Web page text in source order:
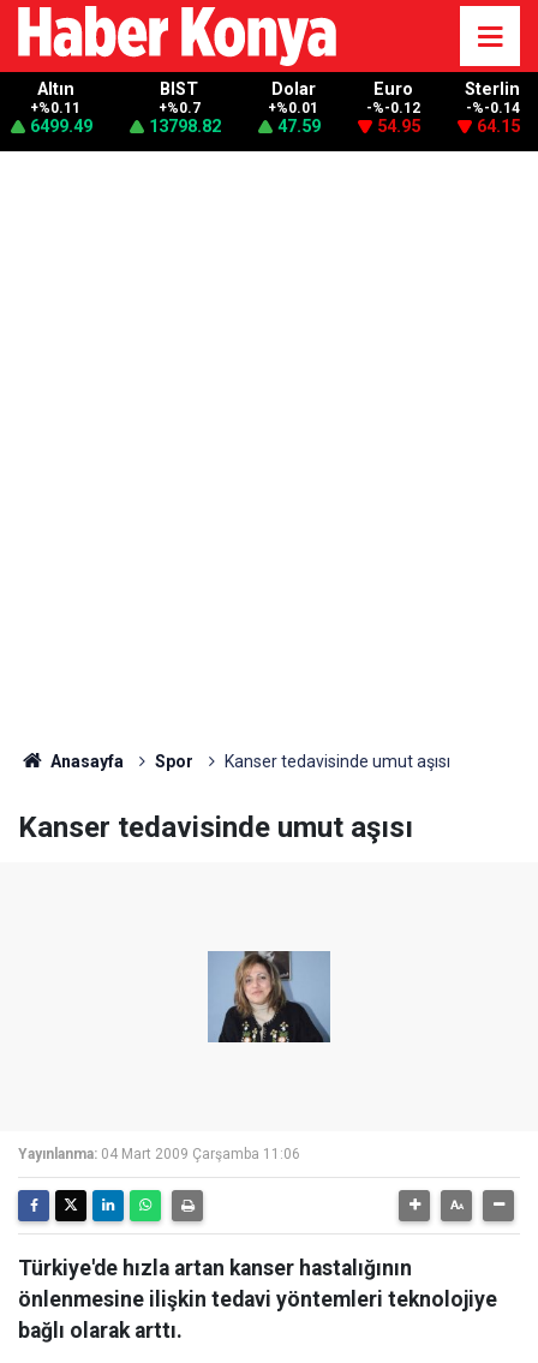
Altın
+%0.11
6499.49
BIST
+%0.7
13798.82
Dolar
+%0.01
47.59
Euro
-%-0.12
54.95
Sterlin
-%-0.14
64.15
Anasayfa Spor Kanser tedavisinde umut aşısı
Kanser tedavisinde umut aşısı
Yayınlanma: 04 Mart 2009 Çarşamba 11:06
Türkiye'de hızla artan kanser hastalığının
önlenmesine ilişkin tedavi yöntemleri teknolojiye
bağlı olarak arttı.